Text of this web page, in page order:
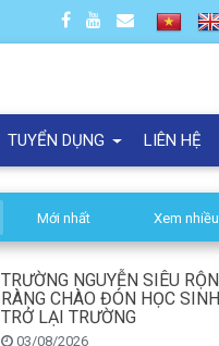
TUYỂN DỤNG LIÊN HỆ
Mới nhất Xem nhiều
TRƯỜNG NGUYỄN SIÊU RỘN
RÀNG CHÀO ĐÓN HỌC SINH
TRỞ LẠI TRƯỜNG
03/08/2026